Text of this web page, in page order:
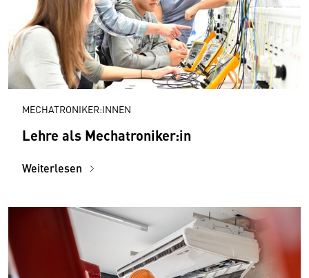
MECHATRONIKER:INNEN
Lehre als Mechatroniker:in
Weiterlesen